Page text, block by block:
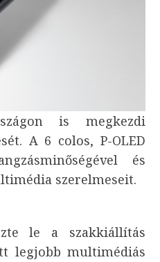
is megkezdi
A 6 colos, P-OLED
és
szerelmeseit.
le a szakkiállítás
legjobb multimédiás